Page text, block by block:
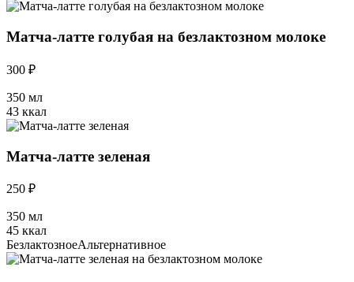
Матча-латте голубая на безлактозном молоке
300 ₽
350 мл
43 ккал
Матча-латте зеленая
250 ₽
350 мл
45 ккал
БезлактозноеАльтернативное